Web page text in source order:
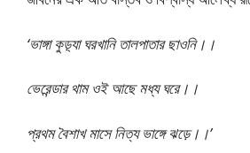
‘ভাঙ্গা কুড়্যা ঘরখানি তালপাতার ছাওনি।।
ভেরেন্ডার থাম ওই আছে মধ্য ঘরে।।
প্রথম বৈশাখ মাসে নিত্য ভাঙ্গে ঝড়ে।।’